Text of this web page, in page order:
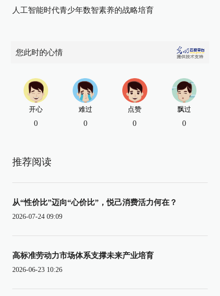
人工智能时代青少年数智素养的战略培育
您此时的心情
开心
0
难过
0
点赞
0
飘过
0
推荐阅读
从“性价比”迈向“心价比”，悦己消费活力何在？
2026-07-24 09:09
高标准劳动力市场体系支撑未来产业培育
2026-06-23 10:26